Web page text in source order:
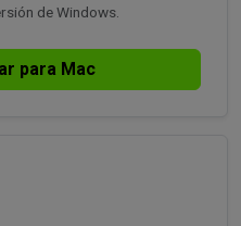
de Windows.
para Mac